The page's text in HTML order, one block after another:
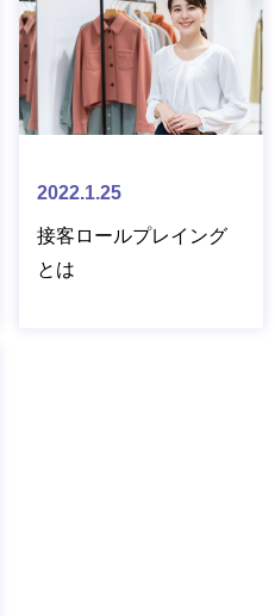
2022.1.25
接客ロールプレイング
とは